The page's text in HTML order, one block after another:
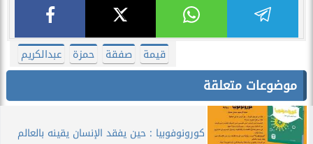
قيمة صفقة حمزة عبدالكريم
موضوعات متعلقة
كورونوفوبيا : حين يفقد الإنسان يقينه بالعالم